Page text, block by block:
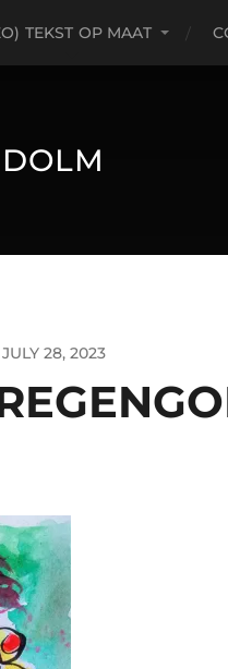
TEKST OP MAAT
DOLM
JULY 28, 2023